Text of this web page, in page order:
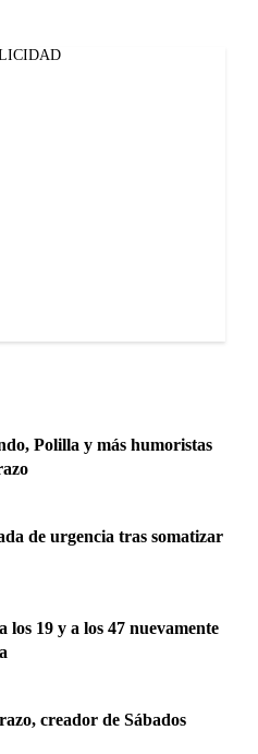
Polilla y más humoristas
de urgencia tras somatizar
19 y a los 47 nuevamente
creador de Sábados